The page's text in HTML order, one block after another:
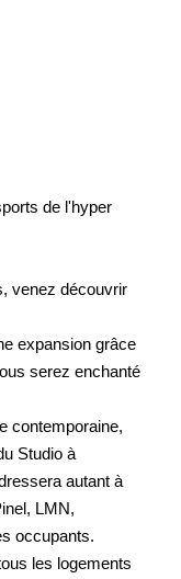
de l'hyper
venez découvrir
expansion grâce
serez enchanté
contemporaine,
Studio à
autant à
LMN,
occupants.
les logements